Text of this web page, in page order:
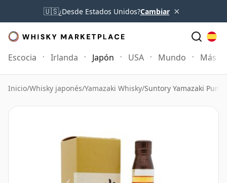
🇺🇸¿Desde Estados Unidos?Cambiar ×
Escocia Irlanda Japón USA Mundo Más
Inicio/Whisky japonés/Yamazaki Whisky/Suntory Yamazaki